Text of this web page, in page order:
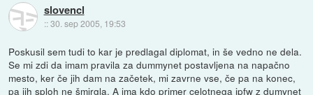
slovencl
::30. sep 2005, 19:53
Poskusil sem tudi to kar je predlagal diplomat, in še vedno ne dela.
Se mi zdi da imam pravila za dummynet postavljena na napačno
mesto, ker če jih dam na začetek, mi zavrne vse, če pa na konec,
pa jih sploh ne šmirgla. A ima kdo primer celotnega ipfw z dumynet